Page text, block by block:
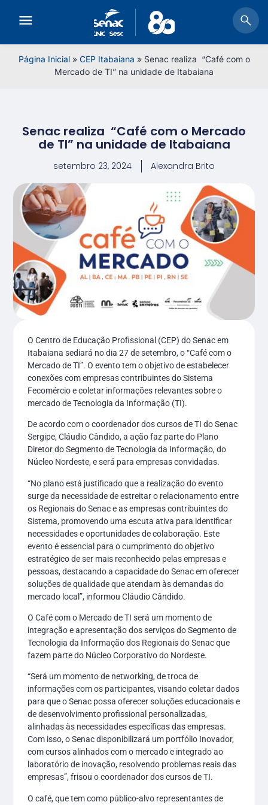
Página Inicial» CEP Itabaiana » Senac realiza “Café com o
Mercado de TI” na unidade de Itabaiana
Senac realiza “Café com o Mercado
de TI” na unidade de Itabaiana
setembro 23, 2024 Alexandra Brito
O Centro de Educação Profissional (CEP) do Senac em
Itabaiana sediará no dia 27 de setembro, o “Café com o
Mercado de TI”. O evento tem o objetivo de estabelecer
conexões com empresas contribuintes do Sistema
Fecomércio e coletar informações relevantes sobre o
mercado de Tecnologia da Informação (TI).
De acordo com o coordenador dos cursos de TI do Senac
Sergipe, Cláudio Cândido, a ação faz parte do Plano
Diretor do Segmento de Tecnologia da Informação, do
Núcleo Nordeste, e será para empresas convidadas.
“No plano está justificado que a realização do evento
surge da necessidade de estreitar o relacionamento entre
os Regionais do Senac e as empresas contribuintes do
Sistema, promovendo uma escuta ativa para identificar
necessidades e oportunidades de colaboração. Este
evento é essencial para o cumprimento do objetivo
estratégico de ser mais reconhecido pelas empresas e
pessoas, destacando a capacidade do Senac em oferecer
soluções de qualidade que atendam às demandas do
mercado local”, informou Cláudio Cândido.
O Café com o Mercado de TI será um momento de
integração e apresentação dos serviços do Segmento de
Tecnologia da Informação dos Regionais do Senac que
fazem parte do Núcleo Corporativo do Nordeste.
“Será um momento de networking, de troca de
informações com os participantes, visando coletar dados
para que o Senac possa oferecer soluções educacionais e
de desenvolvimento profissional personalizadas,
alinhadas às necessidades específicas das empresas.
Com isso, o Senac disponibilizará um portfólio Inovador,
com cursos alinhados com o mercado e integrado ao
laboratório de inovação, resolvendo problemas reais das
empresas”, frisou o coordenador dos cursos de TI.
O café, que tem como público-alvo representantes de